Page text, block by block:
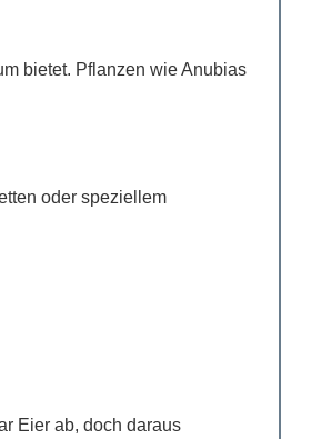
bietet. Pflanzen wie Anubias
oder speziellem
Eier ab, doch daraus